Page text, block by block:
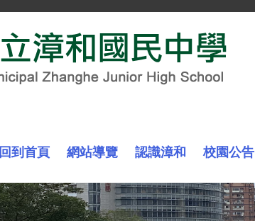
回到首頁 網站導覽 認識漳和 校園公告